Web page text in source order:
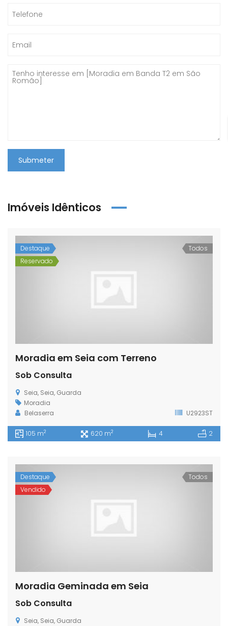
Submeter
Imóveis Idênticos
Destaque
Reservado
Todos
Moradia em Seia com Terreno
Sob Consulta
Seia, Seia, Guarda
Moradia
Belaserra
U2923ST
105 m2 620 m2 4 2
Destaque
Vendido
Todos
Moradia Geminada em Seia
Sob Consulta
Seia, Seia, Guarda